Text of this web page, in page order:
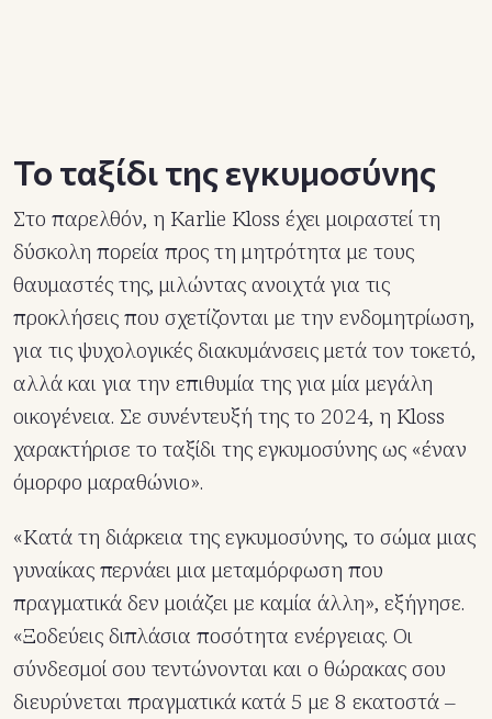
Το ταξίδι της εγκυμοσύνης
Στο παρελθόν, η Karlie Kloss έχει μοιραστεί τη
δύσκολη πορεία προς τη μητρότητα με τους
θαυμαστές της, μιλώντας ανοιχτά για τις
προκλήσεις που σχετίζονται με την ενδομητρίωση,
για τις ψυχολογικές διακυμάνσεις μετά τον τοκετό,
αλλά και για την επιθυμία της για μία μεγάλη
οικογένεια. Σε συνέντευξή της το 2024, η Kloss
χαρακτήρισε το ταξίδι της εγκυμοσύνης ως «έναν
όμορφο μαραθώνιο».
«Κατά τη διάρκεια της εγκυμοσύνης, το σώμα μιας
γυναίκας περνάει μια μεταμόρφωση που
πραγματικά δεν μοιάζει με καμία άλλη», εξήγησε.
«Ξοδεύεις διπλάσια ποσότητα ενέργειας. Οι
σύνδεσμοί σου τεντώνονται και ο θώρακας σου
διευρύνεται πραγματικά κατά 5 με 8 εκατοστά –